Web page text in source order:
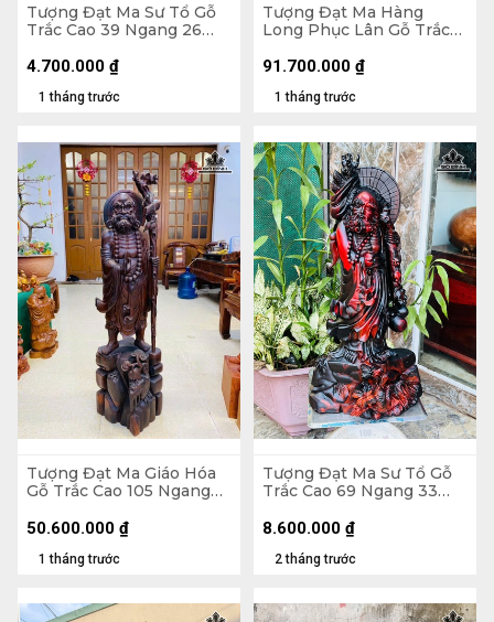
Tượng Đạt Ma Sư Tổ Gỗ
Trắc Cao 39 Ngang 26
1 tháng trước
4.700.000 ₫
Tượng Đạt Ma Hàng
Long Phục Lân Gỗ Trắc
(cm)
1 tháng trước
91.700.000 ₫
Tượng Đạt Ma Giáo Hóa
Gỗ Trắc Cao 105 Ngang
1 tháng trước
50.600.000 ₫
Tượng Đạt Ma Sư Tổ Gỗ
Trắc Cao 69 Ngang 33
2 tháng trước
8.600.000 ₫